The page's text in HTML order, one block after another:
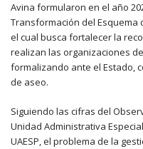
Avina formularon en el año
Transformación del Esquema
el cual busca fortalecer la
realizan las organizaciones
formalizando ante el Estado,
de aseo.
Siguiendo las cifras del
Unidad Administrativa
UAESP, el problema de la